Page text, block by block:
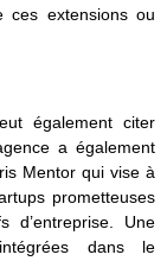
ces extensions ou
également citer
a également
Mentor qui vise à
prometteuses
d’entreprise. Une
dans le